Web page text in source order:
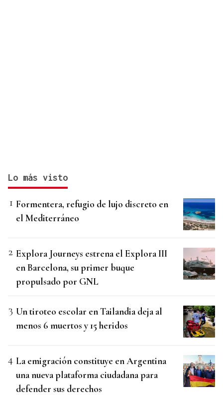
Lo más visto
Formentera, refugio de lujo discreto en
el Mediterráneo
Explora Journeys estrena el Explora III
en Barcelona, su primer buque
propulsado por GNL
Un tiroteo escolar en Tailandia deja al
menos 6 muertos y 15 heridos
La emigración constituye en Argentina
una nueva plataforma ciudadana para
defender sus derechos